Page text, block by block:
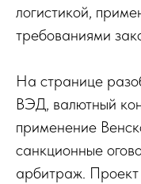
логистикой,
требованиями
На странице
ВЭД, валютный
применение
санкционные
арбитраж.